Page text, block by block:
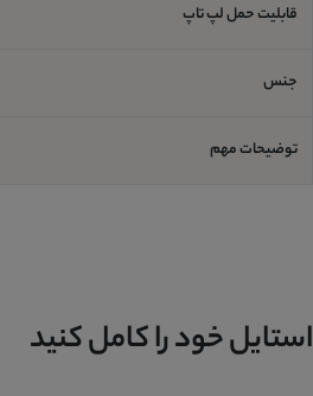
قابلیت حمل لپ تاپ
جنس
توضیحات مهم
استایل خود را کامل کنید